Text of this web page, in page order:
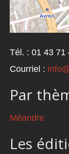
Tél. : 01 43 71
Courriel :
Par
Méandre
Les